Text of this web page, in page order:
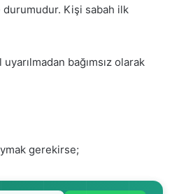
durumudur. Kişi sabah ilk
bağımsız olarak
gerekirse;